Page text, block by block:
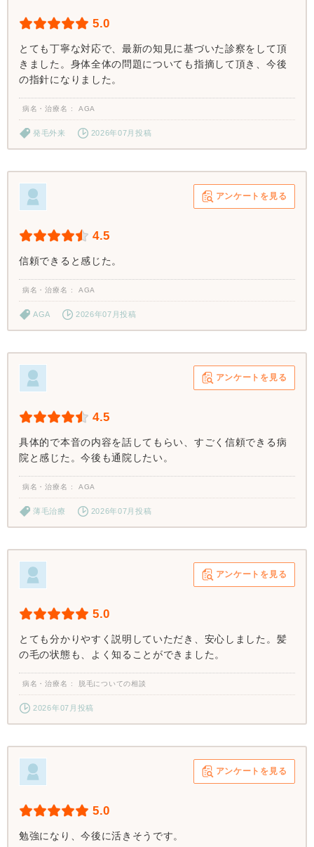
5.0
とても丁寧な対応で、最新の知見に基づいた診察をして頂
きました。身体全体の問題についても指摘して頂き、今後
の指針になりました。
病名・治療名 AGA
発毛外来 2026年07月投稿
アンケートを見る
4.5
信頼できると感じた。
病名・治療名 AGA
AGA 2026年07月投稿
アンケートを見る
4.5
具体的で本音の内容を話してもらい、すごく信頼できる病
院と感じた。今後も通院したい。
病名・治療名 AGA
薄毛治療 2026年07月投稿
アンケートを見る
5.0
とても分かりやすく説明していただき、安心しました。髪
の毛の状態も、よく知ることができました。
病名・治療名 脱毛についての相談
2026年07月投稿
アンケートを見る
5.0
勉強になり、今後に活きそうです。